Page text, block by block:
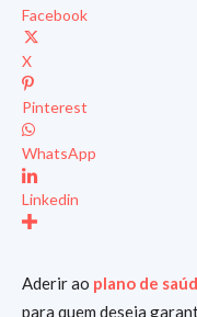
Facebook
X
Pinterest
WhatsApp
Linkedin
Aderir ao plano de
para quem deseja